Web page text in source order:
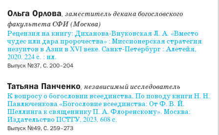
Ольга Орлова, заместитель декана богословского
факультета СФИ (Москва)
Рецензия на книгу: Диханова-Внуковская Л. А. «Вместо
чудес или дара пророчества» : Миссионерская стратегия
иезуитов в Азии в XVI веке. Санкт-Петербург : Алетейя,
2020. 224 с. : ил.
Выпуск №37, С. 200–204
Татьяна Панченко, независимый исследователь
К вопросу о богословии всеединства. По поводу книги Н. Н.
Павлюченкова «Богословие всеединства: От Ф. В. Й.
Шеллинга к священнику П. А. Флоренскому». Москва:
Издательство ПСТГУ, 2023. 608 с.
Выпуск №49, С. 259–273